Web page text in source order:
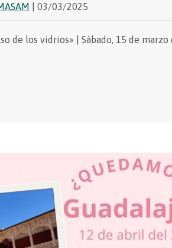
| 03/03/2025
de los vidrios» | Sábado, 15 de